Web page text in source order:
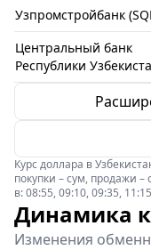
Узпромстройбанк
Центральный банк
Республики
Курс доллара в
покупки – сум, продажи
в: 08:55, 09:10, 09:35,
Динамика
Изменения